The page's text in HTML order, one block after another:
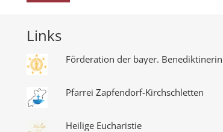
Links
Förderation der bayer.
Pfarrei Zapfendorf-Kirchschletten
Heilige Eucharistie